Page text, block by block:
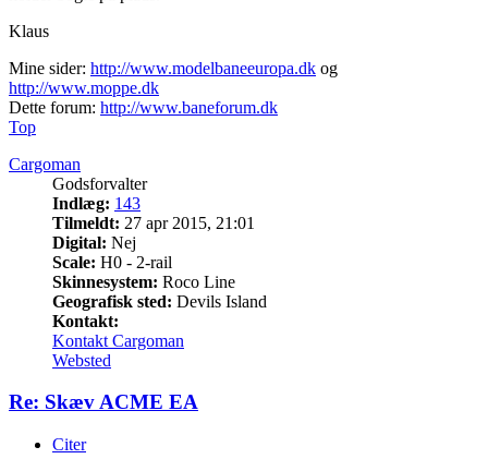
Klaus
Mine sider: http://www.modelbaneeuropa.dk og
http://www.moppe.dk
Dette forum: http://www.baneforum.dk
Top
Cargoman
Godsforvalter
Indlæg: 143
Tilmeldt: 27 apr 2015, 21:01
Digital: Nej
Scale: H0 - 2-rail
Skinnesystem: Roco Line
Geografisk sted: Devils Island
Kontakt:
Kontakt Cargoman
Websted
Re: Skæv ACME EA
Citer